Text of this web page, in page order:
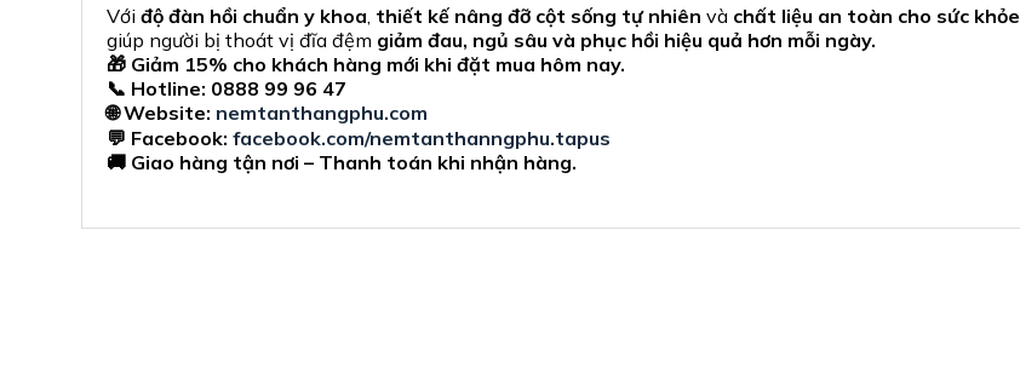
Vớiđộ đàn hồi chuẩn y khoa thiết kế nâng đỡ cột sống tự nhiên và chất liệu an toàn cho sức khỏe
giúp người bị thoát vị đĩa đệm giảm đau, ngủ sâu và phục hồi hiệu quả hơn mỗi ngày.
🎁 Giảm 15% cho khách hàng mới khi đặt mua hôm nay.
📞 Hotline: 0888 99 96 47
🌐 Website: nemtanthangphu.com
💬 Facebook:facebook.com/nemtanthanngphu.tapus
🚚 Giao hàng tận nơi – Thanh toán khi nhận hàng.